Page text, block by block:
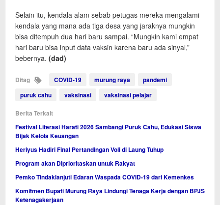
Selain itu, kendala alam sebab petugas mereka mengalami
kendala yang mana ada tiga desa yang jaraknya mungkin
bisa ditempuh dua hari baru sampai. “Mungkin kami empat
hari baru bisa input data vaksin karena baru ada sinyal,”
bebernya. (dad)
Ditag COVID-19 murung raya
pandemi
puruk cahu
vaksinasi vaksinasi pelajar
Berita Terkait
Festival Literasi Harati 2026 Sambangi Puruk Cahu, Edukasi Siswa
Bijak Kelola Keuangan
Heriyus Hadiri Final Pertandingan Voli di Laung Tuhup
Program akan Diprioritaskan untuk Rakyat
Pemko Tindaklanjuti Edaran Waspada COVID-19 dari Kemenkes
Komitmen Bupati Murung Raya Lindungi Tenaga Kerja dengan BPJS
Ketenagakerjaan